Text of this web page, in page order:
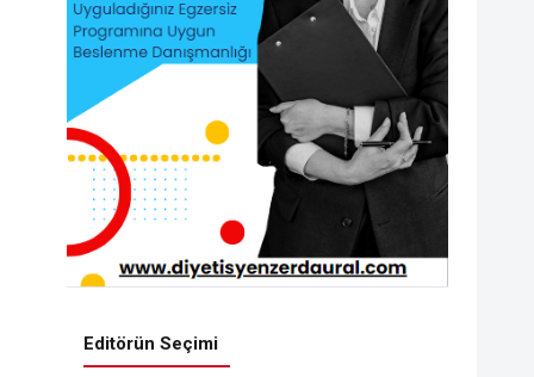
Editörün Seçimi